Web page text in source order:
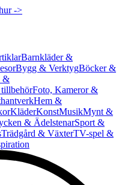
->
Barnkläder &
Bygg & VerktygBöcker &
&
Foto, Kameror &
Hem &
KläderKonstMusikMynt &
& ÄdelstenarSport &
Trädgård & VäxterTV-spel &